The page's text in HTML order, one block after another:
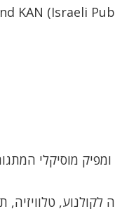
KAN (Israeli
מוסיקלי